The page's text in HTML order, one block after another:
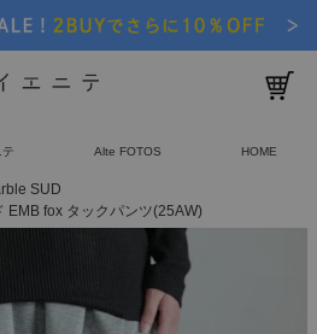
テ Alte FOTOS HOME
SUD
EMB fox タックパンツ(25AW)